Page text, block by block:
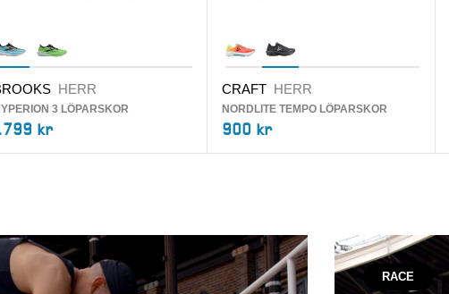
HERR
3 LÖPARSKOR
kr
CRAFT HERR
NORDLITE TEMPO LÖPARSKOR
900 kr
RACE